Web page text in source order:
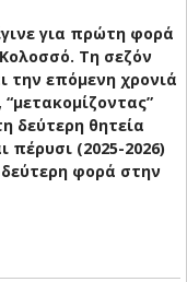
για πρώτη φορά
Τη σεζόν
την επόμενη χρονιά
δεύτερη θητεία
πέρυσι (2025-2026)
φορά στην